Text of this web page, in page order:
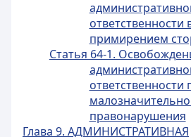
ответственности
примирением
Статья 64-1.
ответственности
правонарушения
Глава 9. АДМИНИСТРАТИВНАЯ